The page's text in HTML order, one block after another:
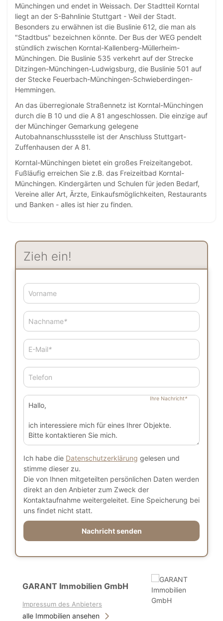
Münchingen und endet in Weissach. Der Stadtteil Korntal
liegt an der S-Bahnlinie Stuttgart - Weil der Stadt.
Besonders zu erwähnen ist die Buslinie 612, die man als
"Stadtbus" bezeichnen könnte. Der Bus der WEG pendelt
stündlich zwischen Korntal-Kallenberg-Müllerheim-
Münchingen. Die Buslinie 535 verkehrt auf der Strecke
Ditzingen-Münchingen-Ludwigsburg, die Buslinie 501 auf
der Stecke Feuerbach-Münchingen-Schwieberdingen-
Hemmingen.
An das überregionale Straßennetz ist Korntal-Münchingen
durch die B 10 und die A 81 angeschlossen. Die einzige auf
der Münchinger Gemarkung gelegene
Autobahnanschlussstelle ist der Anschluss Stuttgart-
Zuffenhausen der A 81.
Korntal-Münchingen bietet ein großes Freizeitangebot.
Fußläufig erreichen Sie z.B. das Freizeitbad Korntal-
Münchingen. Kindergärten und Schulen für jeden Bedarf,
Vereine aller Art, Ärzte, Einkaufsmöglichkeiten, Restaurants
und Banken - alles ist hier zu finden.
Zieh ein!
Vorname
Nachname*
E-Mail*
Telefon
Ihre Nachricht*
Ich habe die Datenschutzerklärung gelesen und
stimme dieser zu.
Die von Ihnen mitgeteilten persönlichen Daten werden
direkt an den Anbieter zum Zweck der
Kontaktaufnahme weitergeleitet. Eine Speicherung bei
uns findet nicht statt.
Nachricht senden
GARANT Immobilien GmbH
Impressum des Anbieters
alle Immobilien ansehen